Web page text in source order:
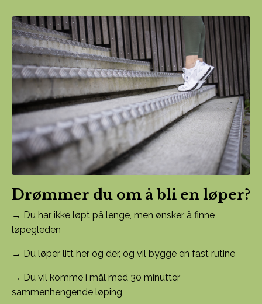
Drømmer du om å bli en løper?
→ Du har ikke løpt på lenge, men ønsker å finne
løpegleden
→ Du løper litt her og der, og vil bygge en fast rutine
→ Du vil komme i mål med 30 minutter
sammenhengende løping